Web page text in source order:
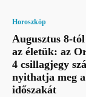
Horoszkóp
Augusztus 8-
az életük: az
4 csillagjegy
nyithatja meg a
időszakát